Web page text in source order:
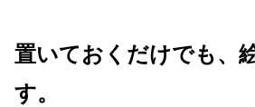
置いておくだけでも、
す。